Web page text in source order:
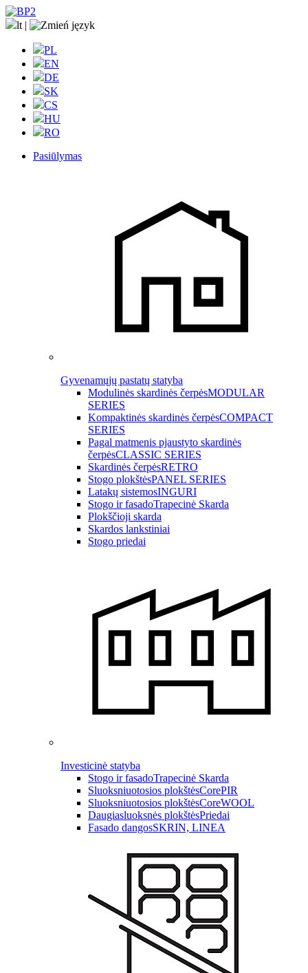
lt |
PL
EN
DE
SK
CS
HU
RO
Pasiūlymas
Gyvenamųjų pastatų statyba
Modulinės skardinės čerpėsMODULAR
SERIES
Kompaktinės skardinės čerpėsCOMPACT
SERIES
Pagal matmenis pjaustyto skardinės
čerpėsCLASSIC SERIES
Skardinės čerpėsRETRO
Stogo plokštėsPANEL SERIES
Latakų sistemosINGURI
Stogo ir fasadoTrapecinė Skarda
Plokščioji skarda
Skardos lankstiniai
Stogo priedai
Investicinė statyba
Stogo ir fasadoTrapecinė Skarda
Sluoksniuotosios plokštėsCorePIR
Sluoksniuotosios plokštėsCoreWOOL
Daugiasluoksnės plokštėsPriedai
Fasado dangosSKRIN, LINEA